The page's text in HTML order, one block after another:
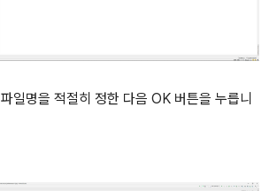
일명을 적절히 정한 다음 OK 버튼을 누릅니